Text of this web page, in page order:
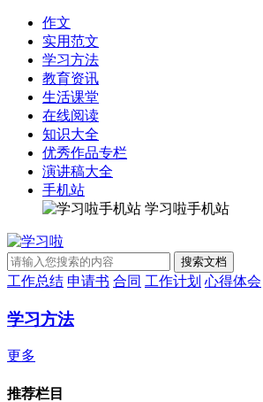
作文
实用范文
学习方法
教育资讯
生活课堂
在线阅读
知识大全
优秀作品专栏
演讲稿大全
手机站
学习啦手机站
工作总结 申请书 合同 工作计划 心得体会
学习方法
更多
推荐栏目